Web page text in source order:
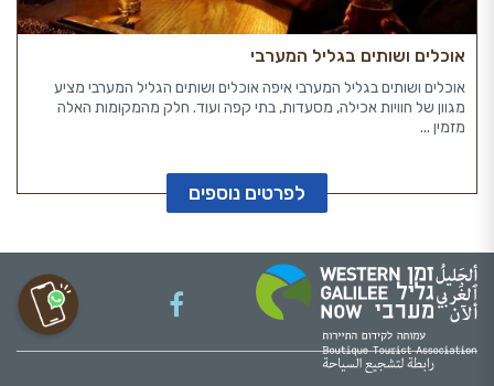
אוכלים ושותים בגליל המערבי
אוכלים ושותים בגליל המערבי איפה אוכלים ושותים הגליל המערבי מציע
מגוון של חוויות אכילה, מסעדות, בתי קפה ועוד. חלק מהמקומות האלה
מזמין ...
לפרטים נוספים
He
English